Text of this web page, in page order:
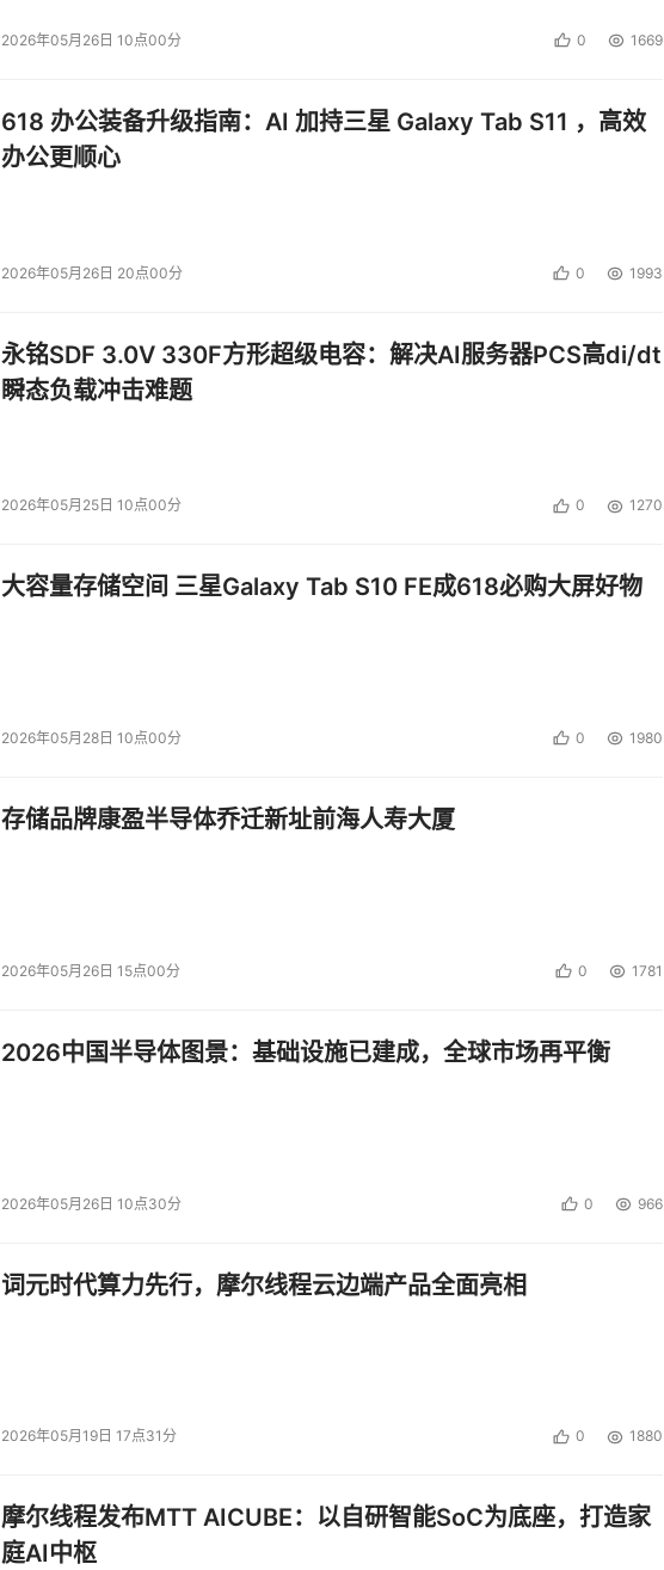
2026年05月26日 10点00分 0 1669
618 办公装备升级指南：AI 加持三星 Galaxy Tab S11 ，高效
办公更顺心
2026年05月26日 20点00分 0 1993
永铭SDF 3.0V 330F方形超级电容：解决AI服务器PCS高di/dt
瞬态负载冲击难题
2026年05月25日 10点00分 0 1270
大容量存储空间 三星Galaxy Tab S10 FE成618必购大屏好物
2026年05月28日 10点00分 0 1980
存储品牌康盈半导体乔迁新址前海人寿大厦
2026年05月26日 15点00分 0 1781
2026中国半导体图景：基础设施已建成，全球市场再平衡
2026年05月26日 10点30分 0 966
词元时代算力先行，摩尔线程云边端产品全面亮相
2026年05月19日 17点31分 0 1880
摩尔线程发布MTT AICUBE：以自研智能SoC为底座，打造家
庭AI中枢